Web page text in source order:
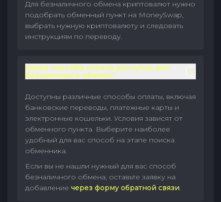
Для безналичного обмена криптовалют нужно
подобрать обменный пункт на MoneySwap,
выбрать нужную криптовалюту и следовать
инструкциям по переводу.
Какие способы оплаты доступны для
безналичного обмена?
Доступны различные способы оплаты, включая
банковские переводы, платежные карты и
электронные кошельки. Условия зависят от
обменного пункта. Выберите наиболее
удобный для вас способ на этапе поиска
обменника.
Если вы не нашли нужный для вас способ
безналичного обмена, оставьте заявку на
добавление через форму обратной связи.